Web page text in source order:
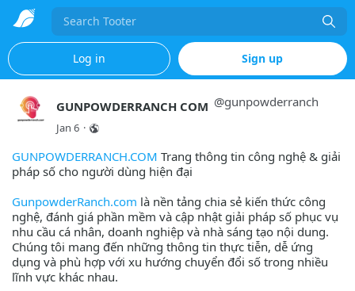
Search
Log in Sign up
GUNPOWDERRANCH COM @gunpowderranch
Jan 6 ·
GUNPOWDERRANCH.COM Trang thông tin công nghệ & giải
pháp số cho người dùng hiện đại
GunpowderRanch.com là nền tảng chia sẻ kiến thức công
nghệ, đánh giá phần mềm và cập nhật giải pháp số phục vụ
nhu cầu cá nhân, doanh nghiệp và nhà sáng tạo nội dung.
Chúng tôi mang đến những thông tin thực tiễn, dễ ứng
dụng và phù hợp với xu hướng chuyển đổi số trong nhiều
lĩnh vực khác nhau.